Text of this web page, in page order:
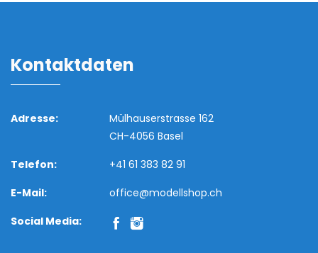
Kontaktdaten
Adresse:
Mülhauserstrasse 162
CH-4056 Basel
Telefon:
+41 61 383 82 91
E-Mail:
office@modellshop.ch
Social Media: